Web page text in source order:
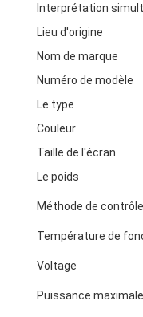
Interprétation
Lieu d'origine
Nom de marque
Numéro de modèle
Le type
Couleur
Taille de l'écran
Le poids
Méthode de contrôle
Température de
Voltage
Puissance maximale